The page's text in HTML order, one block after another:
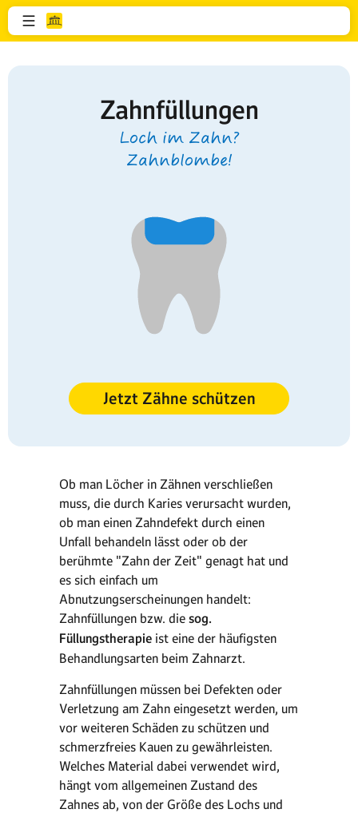
Zahnfüllungen
Loch im Zahn?
Zahnblombe!
Jetzt Zähne schützen
Ob man Löcher in Zähnen verschließen
muss, die durch Karies verursacht wurden,
ob man einen Zahndefekt durch einen
Unfall behandeln lässt oder ob der
berühmte "Zahn der Zeit" genagt hat und
es sich einfach um
Abnutzungserscheinungen handelt:
Zahnfüllungen bzw. die sog.
Füllungstherapie ist eine der häufigsten
Behandlungsarten beim Zahnarzt.
Zahnfüllungen müssen bei Defekten oder
Verletzung am Zahn eingesetzt werden, um
vor weiteren Schäden zu schützen und
schmerzfreies Kauen zu gewährleisten.
Welches Material dabei verwendet wird,
hängt vom allgemeinen Zustand des
Zahnes ab, von der Größe des Lochs und